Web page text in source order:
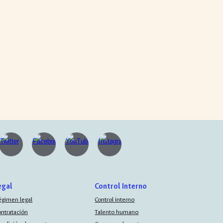
legal
Control Interno
Control interno
Talento humano